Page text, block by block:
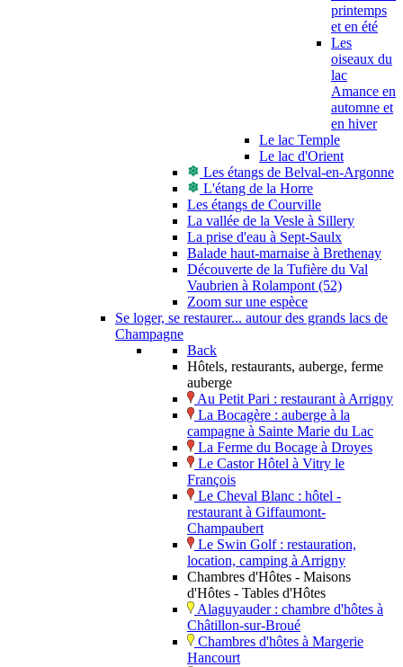
printemps
et en été
Les
oiseaux du
lac
Amance en
automne et
en hiver
Le lac Temple
Le lac d'Orient
Les étangs de Belval-en-Argonne
L'étang de la Horre
Les étangs de Courville
La vallée de la Vesle à Sillery
La prise d'eau à Sept-Saulx
Balade haut-marnaise à Brethenay
Découverte de la Tufière du Val
Vaubrien à Rolampont (52)
Zoom sur une espèce
Se loger, se restaurer... autour des grands lacs de
Champagne
Back
Hôtels, restaurants, auberge, ferme
auberge
Au Petit Pari : restaurant à Arrigny
La Bocagère : auberge à la
campagne à Sainte Marie du Lac
La Ferme du Bocage à Droyes
Le Castor Hôtel à Vitry le
François
Le Cheval Blanc : hôtel -
restaurant à Giffaumont-
Champaubert
Le Swin Golf : restauration,
location, camping à Arrigny
Chambres d'Hôtes - Maisons
d'Hôtes - Tables d'Hôtes
Alaguyauder : chambre d'hôtes à
Châtillon-sur-Broué
Chambres d'hôtes à Margerie
Hancourt